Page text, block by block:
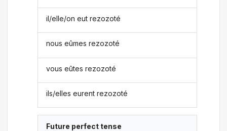
il/elle/on eut rezozoté
nous eûmes rezozoté
vous eûtes rezozoté
ils/elles eurent rezozoté
Future perfect tense